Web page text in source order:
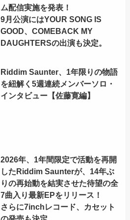
ム配信実施を発表！
9月公演にはYOUR SONG IS
GOOD、COMEBACK MY
DAUGHTERSの出演も決定。
Riddim Saunter、1年限りの物語
を紐解く5週連続メンバーソロ・
インタビュー【佐藤寛編】
2026年、1年間限定で活動を再開
したRiddim Saunterが、14年ぶ
りの再始動を結実させた待望の全
7曲入り最新EPをリリース！
さらに7inchレコード、カセット